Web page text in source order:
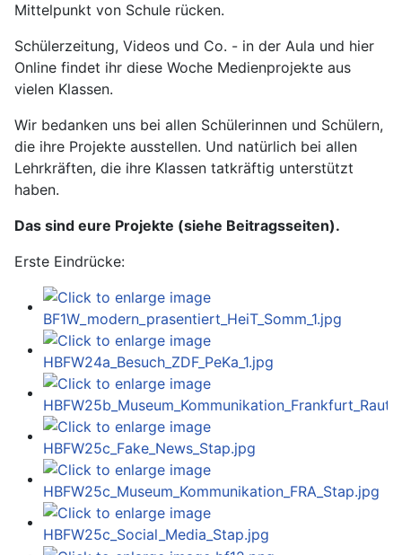
Mittelpunkt von Schule rücken.
Schülerzeitung, Videos und Co. - in der Aula und hier
Online findet ihr diese Woche Medienprojekte aus
vielen Klassen.
Wir bedanken uns bei allen Schülerinnen und Schülern,
die ihre Projekte ausstellen. Und natürlich bei allen
Lehrkräften, die ihre Klassen tatkräftig unterstützt
haben.
Das sind eure Projekte (siehe Beitragsseiten).
Erste Eindrücke: